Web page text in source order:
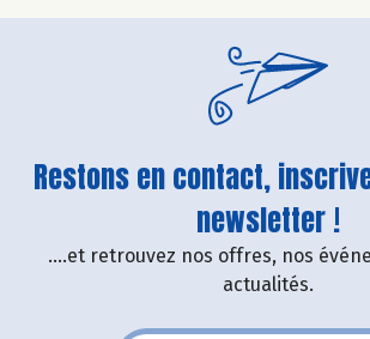
Restons en contact,
newsletter !
....et retrouvez nos offres, nos
actualités.